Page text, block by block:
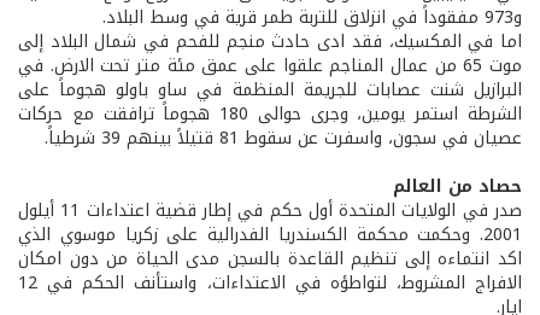
و973 مفقوداً في انزلاق للتربة طمر قرية في وسط البلاد.
اما في المكسيك، فقد ادى حادث منجم للفحم في شمال البلاد إلى
موت 65 من عمال المناجم علقوا على عمق مئة متر تحت الارض. في
البرازيل شنت عصابات للجريمة المنظمة في ساو باولو هجوماً على
الشرطة استمر يومين، وجرى حوالى 180 هجوماً ترافقت مع حركات
عصيان في سجون، واسفرت عن سقوط 81 قتيلاً بينهم 39 شرطياً.
حصاد من العالم
صدر في الولايات المتحدة أول حكم في إطار قضية اعتداءات 11 أيلول
2001. وحكمت محكمة الكسندريا الفدرالية على زكريا موسوي الذي
اكد انتماءه إلى تنظيم القاعدة بالسجن مدى الحياة من دون امكان
الافراج المشروط، لتواطؤه في الاعتداءات، واستأنف الحكم في 12
ايار.